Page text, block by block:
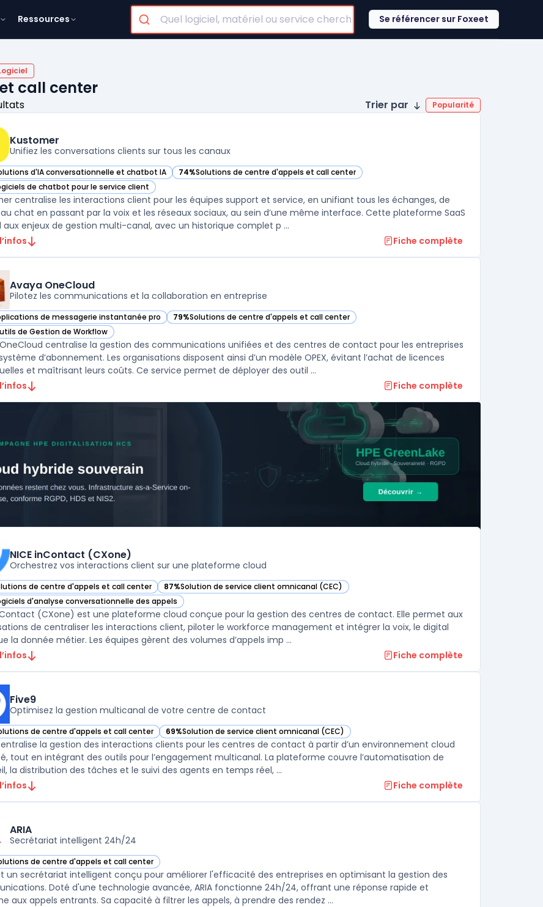
Ressources Se référencer sur Foxeet
call center
Trier par Popularité
Kustomer
Unifiez les conversations clients sur tous les canaux
d'IA conversationnelle et chatbot IA
dans cette catégorie 74%Solutions de centre d'appels et call center
— voir Kustomer dans cette catégorie
de chatbot pour le service client
dans cette catégorie
centralise les interactions client pour les équipes support et service, en unifiant tous les échanges, de
au chat en passant par la voix et les réseaux sociaux, au sein d’une même interface. Cette plateforme SaaS
aux enjeux de gestion multi-canal, avec un historique complet p ...
Fiche complète
Avaya OneCloud
Pilotez les communications et la collaboration en entreprise
de messagerie instantanée pro
OneCloud dans cette catégorie 79%Solutions de centre d'appels et call center
— voir Avaya OneCloud dans cette catégorie
de Gestion de Workflow
OneCloud dans cette catégorie
centralise la gestion des communications unifiées et des centres de contact pour les entreprises
d’abonnement. Les organisations disposent ainsi d’un modèle OPEX, évitant l’achat de licences
et maîtrisant leurs coûts. Ce service permet de déployer des outil ...
Fiche complète
NICE inContact (CXone)
Orchestrez vos interactions client sur une plateforme cloud
de centre d'appels et call center
inContact (CXone) dans cette catégorie
87%Solution de service client omnicanal (CEC)
— voir NICE inContact (CXone) dans cette catégorie
d'analyse conversationnelle des appels
inContact (CXone) dans cette catégorie
(CXone) est une plateforme cloud conçue pour la gestion des centres de contact. Elle permet aux
de centraliser les interactions client, piloter le workforce management et intégrer la voix, le digital
la donnée métier. Les équipes gèrent des volumes d’appels imp ...
Fiche complète
Five9
Optimisez la gestion multicanal de votre centre de contact
de centre d'appels et call center
dans cette catégorie 69%Solution de service client omnicanal (CEC)
— voir Five9 dans cette catégorie
la gestion des interactions clients pour les centres de contact à partir d’un environnement cloud
tout en intégrant des outils pour l’engagement multicanal. La plateforme couvre l’automatisation de
la distribution des tâches et le suivi des agents en temps réel, ...
Fiche complète
ARIA
Secrétariat intelligent 24h/24
de centre d'appels et call center
dans cette catégorie
un secrétariat intelligent conçu pour améliorer l'efficacité des entreprises en optimisant la gestion des
Doté d'une technologie avancée, ARIA fonctionne 24h/24, offrant une réponse rapide et
aux appels entrants. Sa capacité à filtrer les appels, à prendre des rendez ...